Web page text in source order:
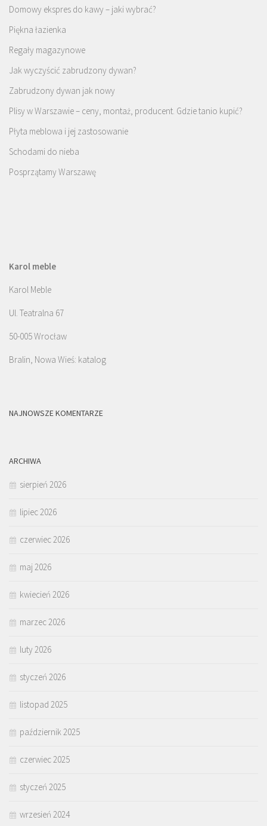
Domowy ekspres do kawy – jaki wybrać?
Piękna łazienka
Regały magazynowe
Jak wyczyścić zabrudzony dywan?
Zabrudzony dywan jak nowy
Plisy w Warszawie – ceny, montaż, producent. Gdzie tanio kupić?
Płyta meblowa i jej zastosowanie
Schodami do nieba
Posprzątamy Warszawę
Karol meble
Karol Meble
Ul. Teatralna 67
50-005 Wrocław
Bralin, Nowa Wieś: katalog
NAJNOWSZE KOMENTARZE
ARCHIWA
sierpień 2026
lipiec 2026
czerwiec 2026
maj 2026
kwiecień 2026
marzec 2026
luty 2026
styczeń 2026
listopad 2025
październik 2025
czerwiec 2025
styczeń 2025
wrzesień 2024